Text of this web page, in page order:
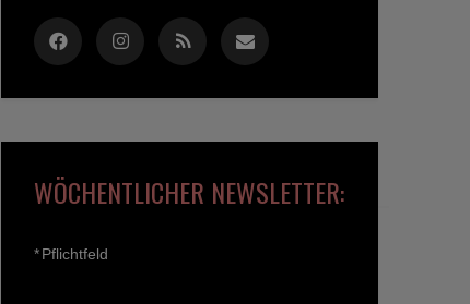
WÖCHENTLICHER NEWSLETTER:
*Pflichtfeld